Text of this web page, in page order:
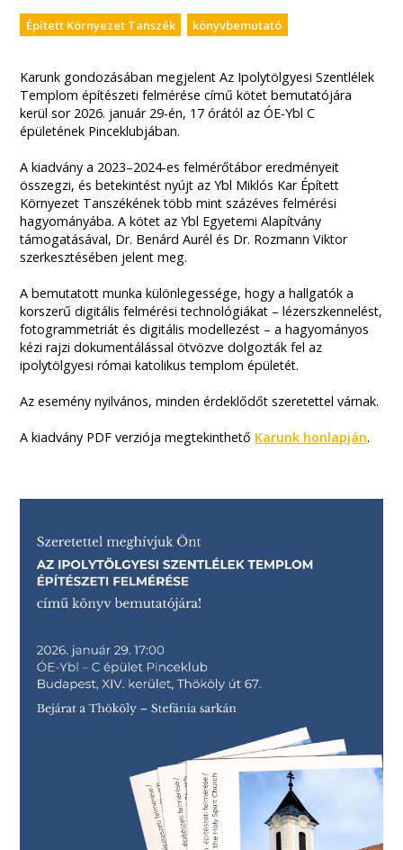
Épített Környezet Tanszék könyvbemutató
Karunk gondozásában megjelent Az Ipolytölgyesi Szentlélek
Templom építészeti felmérése című kötet bemutatójára
kerül sor 2026. január 29-én, 17 órától az ÓE-Ybl C
épületének Pinceklubjában.
A kiadvány a 2023–2024-es felmérőtábor eredményeit
összegzi, és betekintést nyújt az Ybl Miklós Kar Épített
Környezet Tanszékének több mint százéves felmérési
hagyományába. A kötet az Ybl Egyetemi Alapítvány
támogatásával, Dr. Benárd Aurél és Dr. Rozmann Viktor
szerkesztésében jelent meg.
A bemutatott munka különlegessége, hogy a hallgatók a
korszerű digitális felmérési technológiákat – lézerszkennelést,
fotogrammetriát és digitális modellezést – a hagyományos
kézi rajzi dokumentálással ötvözve dolgozták fel az
ipolytölgyesi római katolikus templom épületét.
Az esemény nyilvános, minden érdeklődőt szeretettel várnak.
A kiadvány PDF verziója megtekinthető Karunk honlapján.